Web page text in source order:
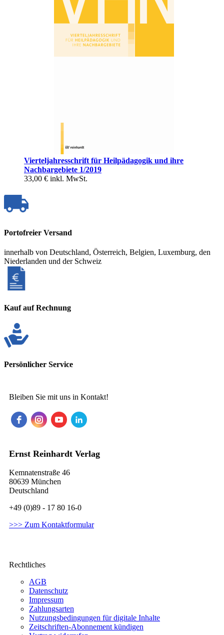
Vierteljahresschrift für Heilpädagogik und ihre
Nachbargebiete 1/2019
33,00 € inkl. MwSt.
Portofreier Versand
innerhalb von Deutschland, Österreich, Belgien, Luxemburg, den
Niederlanden und der Schweiz
Kauf auf Rechnung
Persönlicher Service
Bleiben Sie mit uns in Kontakt!
Ernst Reinhardt Verlag
Kemnatenstraße 46
80639 München
Deutschland
+49 (0)89 - 17 80 16-0
>>> Zum Kontaktformular
Rechtliches
AGB
Datenschutz
Impressum
Zahlungsarten
Nutzungsbedingungen für digitale Inhalte
Zeitschriften-Abonnement kündigen